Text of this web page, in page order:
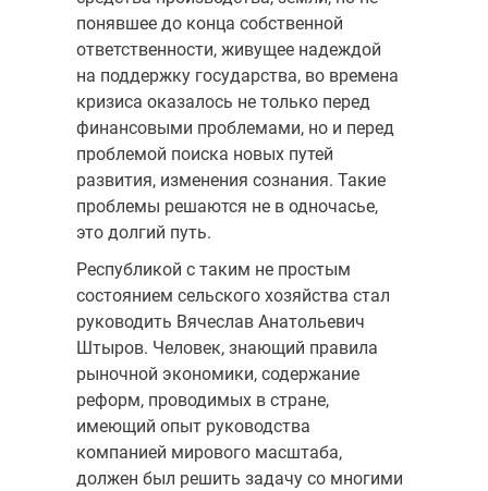
понявшее до конца собственной
ответственности, живущее надеждой
на поддержку государства, во времена
кризиса оказалось не только перед
финансовыми проблемами, но и перед
проблемой поиска новых путей
развития, изменения сознания. Такие
проблемы решаются не в одночасье,
это долгий путь.
Республикой с таким не простым
состоянием сельского хозяйства стал
руководить Вячеслав Анатольевич
Штыров. Человек, знающий правила
рыночной экономики, содержание
реформ, проводимых в стране,
имеющий опыт руководства
компанией мирового масштаба,
должен был решить задачу со многими